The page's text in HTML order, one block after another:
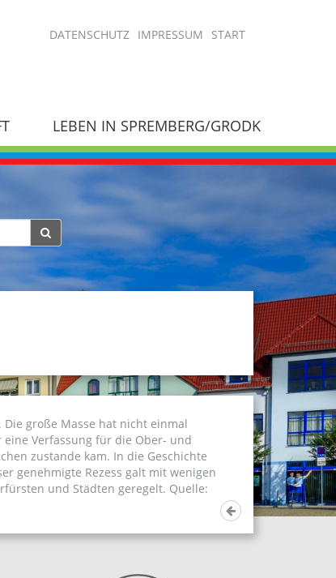
DATENSCHUTZ IMPRESSUM START
LEBEN IN SPREMBERG/GRODK
große Masse hat nicht einmal
eine Verfassung für die Ober- und
zustande kam. In die Geschichte
genehmigte Rezess galt mit wenigen
und Städten geregelt. Quelle: